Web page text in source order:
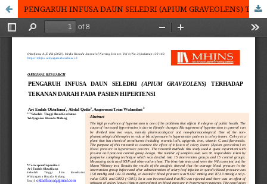
PENGARUH INFUSA DAUN SELEDRI (APIUM GRAVEOLENS) TERHADAP TEKANAN DARAH PADA PASIEN HIPERTENSI